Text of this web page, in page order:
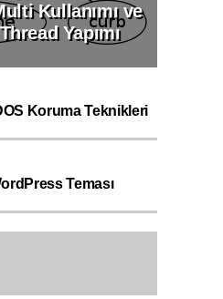
Kullanımı ve
Yapımı
Koruma Teknikleri
Teması